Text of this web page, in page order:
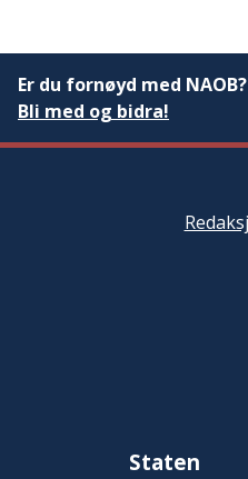
Er du fornøyd med NAOB?
Bli med og bidra!
Staten